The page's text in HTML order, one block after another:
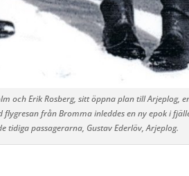
Erik Rosberg, sitt öppna plan till Arjeplog, en
från Bromma inleddes en ny epok i
tidiga passagerarna, Gustav Ederlöv, Arjeplog.